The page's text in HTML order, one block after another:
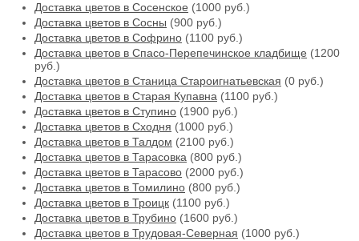
Доставка цветов в Сосенское (1000 руб.)
Доставка цветов в Сосны (900 руб.)
Доставка цветов в Софрино (1100 руб.)
Доставка цветов в Спасо-Перепечинское кладбище (1200
руб.)
Доставка цветов в Станица Староигнатьевская (0 руб.)
Доставка цветов в Старая Купавна (1100 руб.)
Доставка цветов в Ступино (1900 руб.)
Доставка цветов в Сходня (1000 руб.)
Доставка цветов в Талдом (2100 руб.)
Доставка цветов в Тарасовка (800 руб.)
Доставка цветов в Тарасово (2000 руб.)
Доставка цветов в Томилино (800 руб.)
Доставка цветов в Троицк (1100 руб.)
Доставка цветов в Трубино (1600 руб.)
Доставка цветов в Трудовая-Северная (1000 руб.)